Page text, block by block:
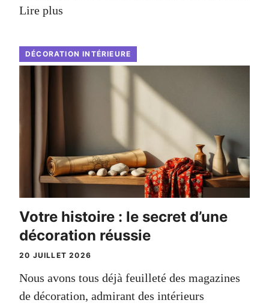
Lire plus
DÉCORATION INTÉRIEURE
Votre histoire : le secret d’une
décoration réussie
20 JUILLET 2026
Nous avons tous déjà feuilleté des magazines
de décoration, admirant des intérieurs